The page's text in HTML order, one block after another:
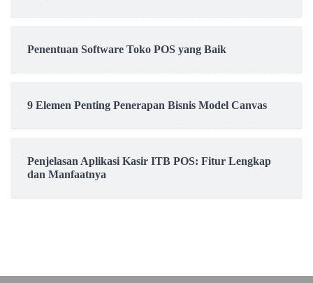
Penentuan Software Toko POS yang Baik
9 Elemen Penting Penerapan Bisnis Model Canvas
Penjelasan Aplikasi Kasir ITB POS: Fitur Lengkap
dan Manfaatnya